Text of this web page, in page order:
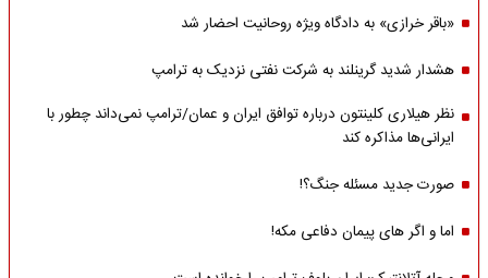
«باقر خرازی» به دادگاه ویژه روحانیت احضار شد
هشدار شدید گرینلند به شرکت نفتی نزدیک به ترامپ
نظر هیلاری کلینتون درباره توافق ایران و عمان/ترامپ نمی‌داند چطور با
ایرانی‌ها مذاکره کند
صورت جدید مسئله جنگ؟!
اما و اگر های پیمان دفاعی مکه!